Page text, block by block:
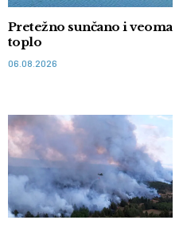
Pretežno sunčano i veoma
toplo
06.08.2026